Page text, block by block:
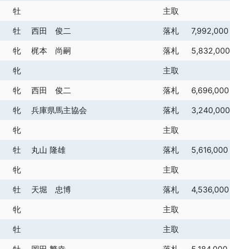
牡 主取
牡 西田 俊二 落札 7,992,000
牝 梶本 尚嗣 落札 5,832,000
牝 主取
牝 西田 俊二 落札 6,696,000
牝 兵庫県馬主協会 落札 3,240,000
牝 主取
牡 丸山 隆雄 落札 5,616,000
牝 主取
牡 天堀 忠博 落札 4,536,000
牝 主取
牡 主取